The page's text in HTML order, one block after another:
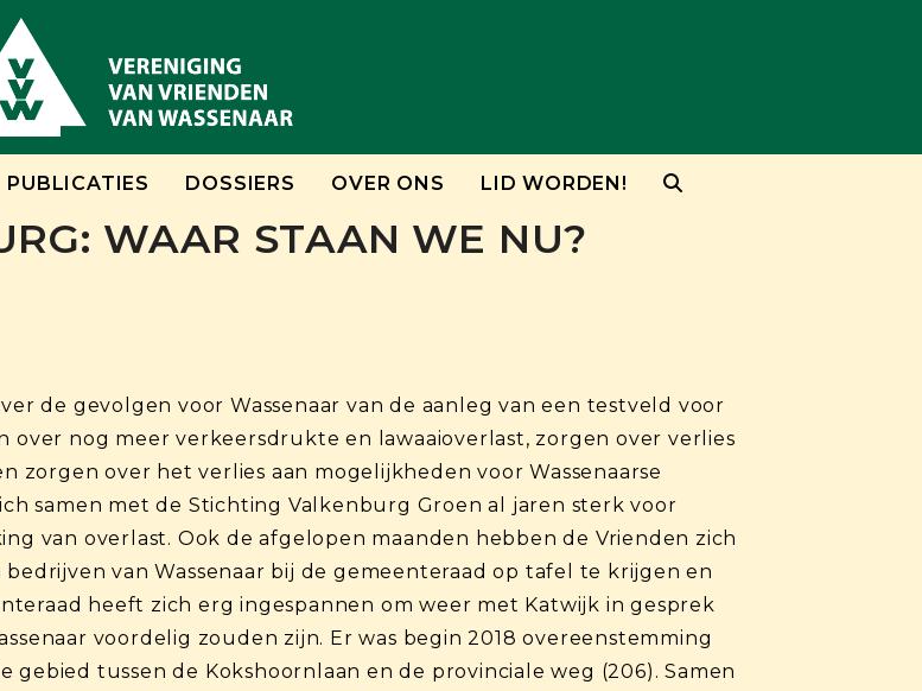
PUBLICATIES DOSSIERS OVER ONS LID WORDEN!
WAAR STAAN WE NU?
de gevolgen voor Wassenaar van de aanleg van een testveld voor
over nog meer verkeersdrukte en lawaaioverlast, zorgen over verlies
zorgen over het verlies aan mogelijkheden voor Wassenaarse
samen met de Stichting Valkenburg Groen al jaren sterk voor
van overlast. Ook de afgelopen maanden hebben de Vrienden zich
van Wassenaar bij de gemeenteraad op tafel te krijgen en
heeft zich erg ingespannen om weer met Katwijk in gesprek
voordelig zouden zijn. Er was begin 2018 overeenstemming
tussen de Kokshoornlaan en de provinciale weg (206). Samen